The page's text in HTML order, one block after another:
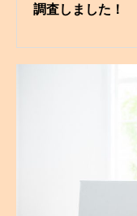
調査しました！